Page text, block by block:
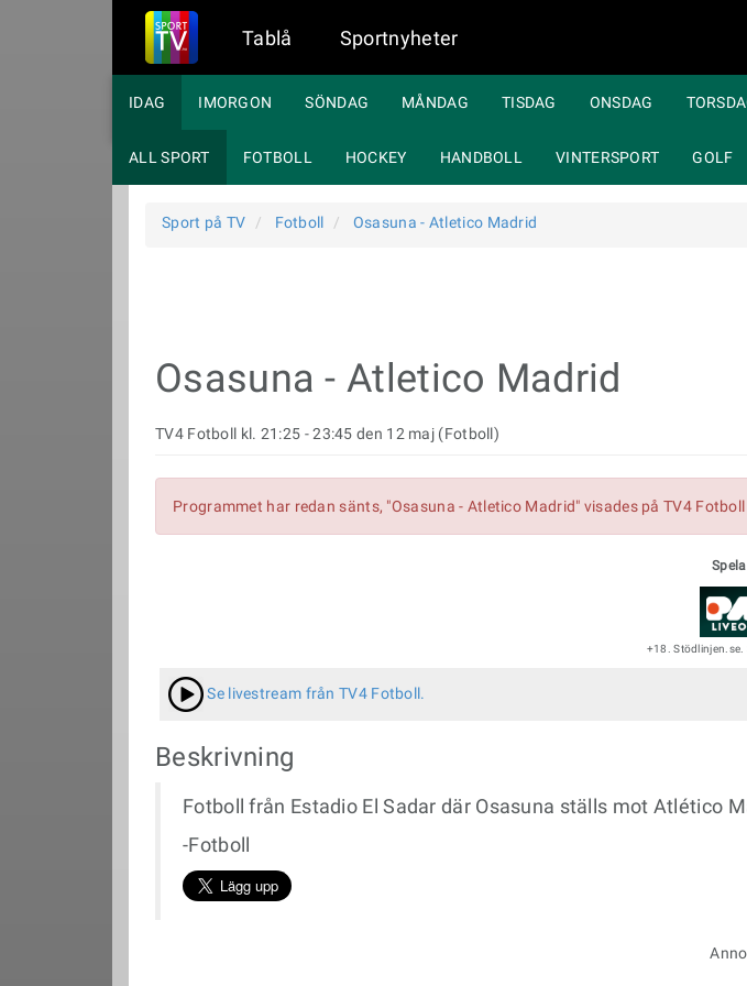
Tablå Sportnyheter
IDAG IMORGON SÖNDAG MÅNDAG TISDAG ONSDAG
ALL SPORT FOTBOLL HOCKEY HANDBOLL VINTERSPORT GOLF
Sport på TV Fotboll Osasuna - Atletico Madrid
Osasuna - Atletico Madrid
TV4 Fotboll kl. 21:25 - 23:45 den 12 maj (Fotboll)
Programmet har redan sänts, "Osasuna - Atletico Madrid" visades på TV4
+18. Stödlinjen.se.
Se livestream från TV4 Fotboll.
Beskrivning
Fotboll från Estadio El Sadar där Osasuna ställs mot Atlético
-Fotboll